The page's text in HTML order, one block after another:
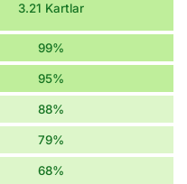
3.21 Kartlar
99%
95%
88%
79%
68%